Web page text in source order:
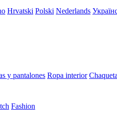
Hrvatski Polski Nederlands
y pantalones Ropa interior
Fashion